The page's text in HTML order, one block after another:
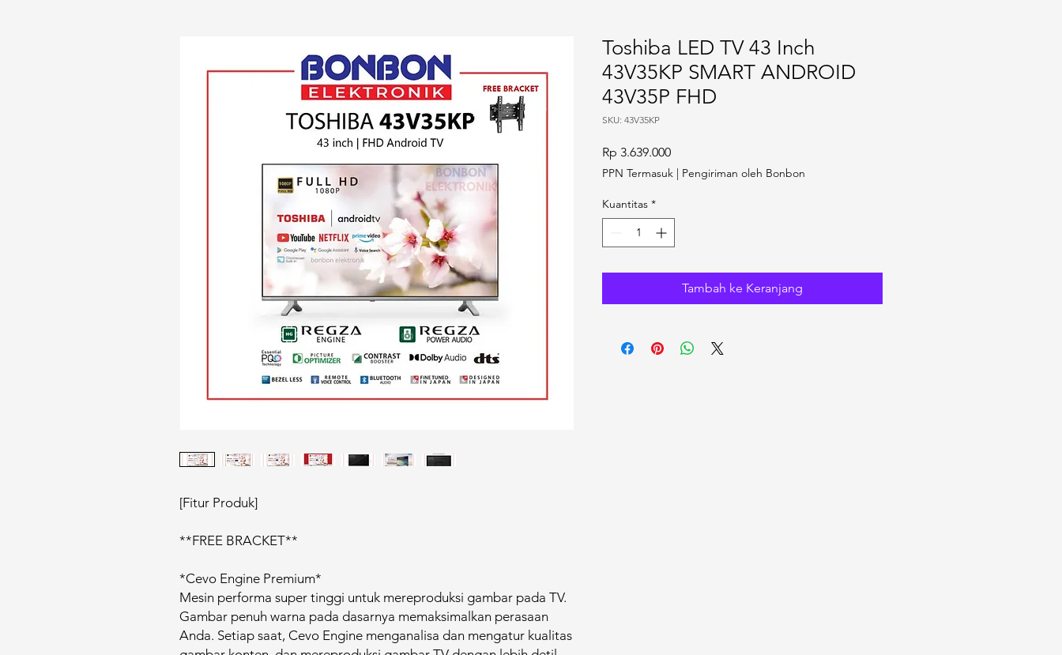
[Fitur Produk]
**FREE BRACKET**
*Cevo Engine Premium*
Mesin performa super tinggi untuk mereproduksi gambar pada TV.
Gambar penuh warna pada dasarnya memaksimalkan perasaan
Anda. Setiap saat, Cevo Engine menganalisa dan mengatur kualitas
Toshiba LED TV 43 Inch
43V35KP SMART ANDROID
43V35P FHD
SKU: 43V35KP
Rp 3.639.000Harga
PPN Termasuk | Pengiriman oleh Bonbon
Kuantitas *
Tambah ke Keranjang